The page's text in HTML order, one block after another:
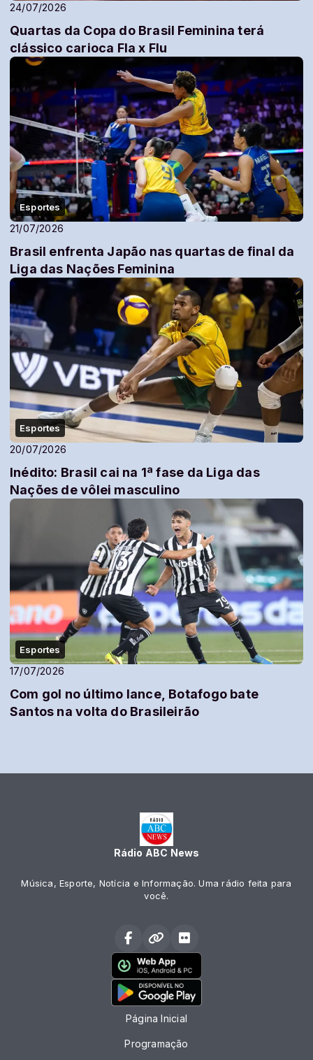
24/07/2026
Quartas da Copa do Brasil Feminina terá
clássico carioca Fla x Flu
Esportes
21/07/2026
Brasil enfrenta Japão nas quartas de final da
Liga das Nações Feminina
Esportes
20/07/2026
Inédito: Brasil cai na 1ª fase da Liga das
Nações de vôlei masculino
Esportes
17/07/2026
Com gol no último lance, Botafogo bate
Santos na volta do Brasileirão
Rádio ABC News
Música, Esporte, Notícia e Informação. Uma rádio feita para
você.
Página Inicial
Programação